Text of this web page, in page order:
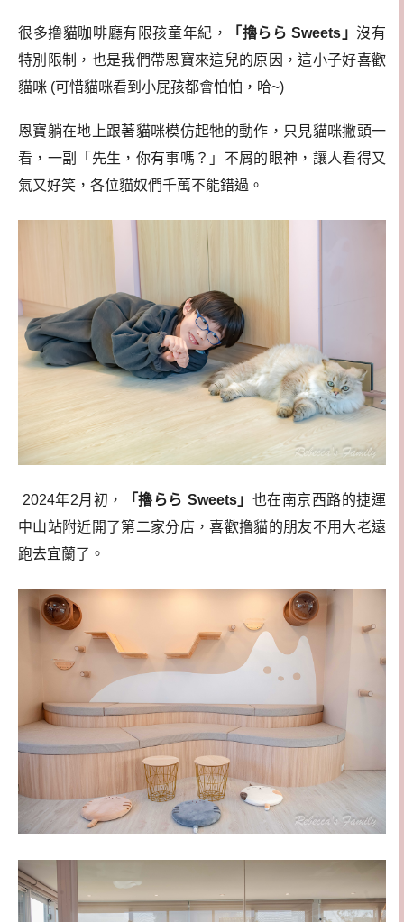
很多撸貓咖啡廳有限孩童年紀， 「擼らら Sweets」沒有
特別限制，也是我們帶恩寶來這兒的原因，這小子好喜歡
貓咪 (可惜貓咪看到小屁孩都會怕怕，哈~)
恩寶躺在地上跟著貓咪模仿起牠的動作，只見貓咪撇頭一
看，一副「先生，你有事嗎？」不屑的眼神，讓人看得又
氣又好笑，各位貓奴們千萬不能錯過。
2024年2月初， 「擼らら Sweets」 也在南京西路的捷運
中山站附近開了第二家分店，喜歡撸貓的朋友不用大老遠
跑去宜蘭了。